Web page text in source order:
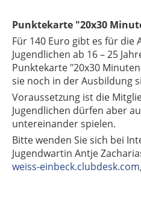
Punktekarte "20x30
Für 140 Euro gibt es für die
Jugendlichen ab 16 – 25
Punktekarte "20x30
sie noch in der Ausbildung
Voraussetzung ist die
Jugendlichen dürfen aber
untereinander spielen.
Bitte wenden Sie sich bei
Jugendwartin Antje
weiss-einbeck.clubdesk.com